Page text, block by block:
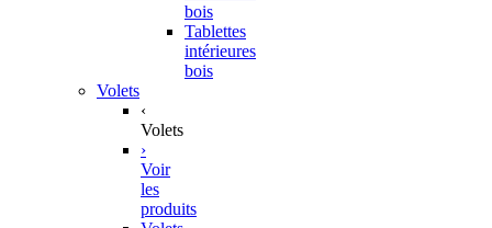
bois
Tablettes
intérieures
bois
Volets
‹
Volets
›
Voir
les
produits